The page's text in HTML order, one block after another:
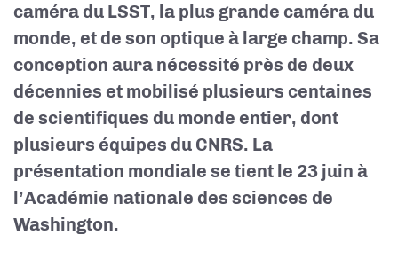
caméra du LSST, la plus grande caméra du
monde, et de son optique à large champ. Sa
conception aura nécessité près de deux
décennies et mobilisé plusieurs centaines
de scientifiques du monde entier, dont
plusieurs équipes du CNRS. La
présentation mondiale se tient le 23 juin à
l’Académie nationale des sciences de
Washington.